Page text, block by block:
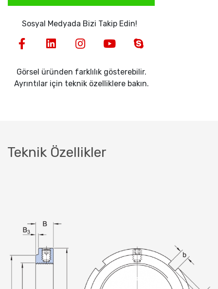
Sosyal Medyada Bizi Takip Edin!
Görsel üründen farklılık gösterebilir.
Ayrıntılar için teknik özelliklere bakın.
Teknik Özellikler